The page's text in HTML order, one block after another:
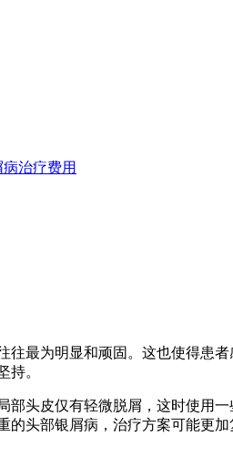
治疗费用
最为明显和顽固。这也使得患
持。
头皮仅有轻微脱屑，这时使用一
头部银屑病，治疗方案可能更